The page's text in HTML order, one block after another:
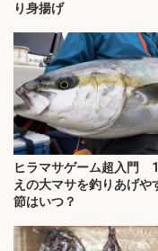
り身揚げ
ヒラマサゲーム超入門
えの大マサを釣りあげや
節はいつ？